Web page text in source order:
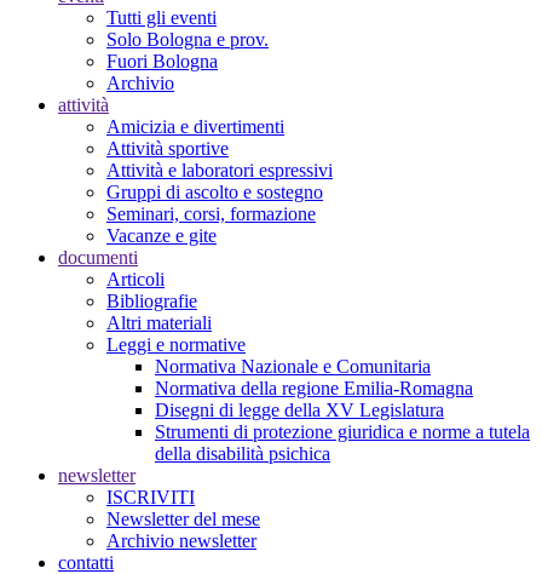
Tutti gli eventi
Solo Bologna e prov.
Fuori Bologna
Archivio
attività
Amicizia e divertimenti
Attività sportive
Attività e laboratori espressivi
Gruppi di ascolto e sostegno
Seminari, corsi, formazione
Vacanze e gite
documenti
Articoli
Bibliografie
Altri materiali
Leggi e normative
Normativa Nazionale e Comunitaria
Normativa della regione Emilia-Romagna
Disegni di legge della XV Legislatura
Strumenti di protezione giuridica e norme a tutela
della disabilità psichica
newsletter
ISCRIVITI
Newsletter del mese
Archivio newsletter
contatti